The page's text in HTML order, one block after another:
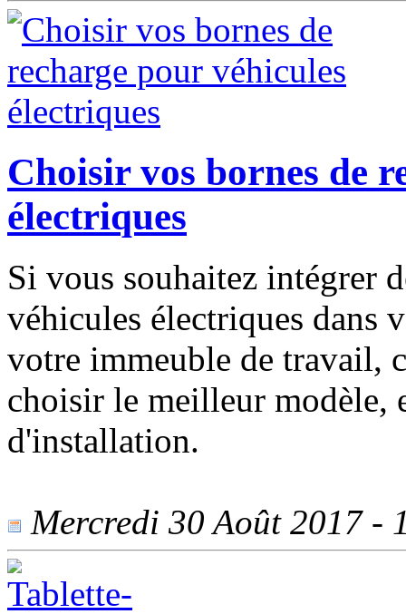
Choisir vos bornes de
électriques
Si vous souhaitez intégrer
véhicules électriques dans
votre immeuble de travail,
choisir le meilleur modèle,
d'installation.
Mercredi 30 Août 2017 -